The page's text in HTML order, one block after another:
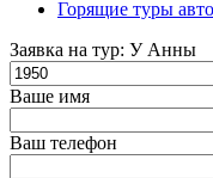
Горящие туры
Заявка на тур: У Анны
Ваше имя
Ваш телефон